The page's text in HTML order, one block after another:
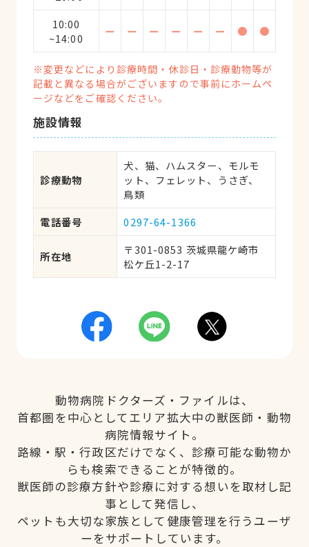
10:00
~14:00
ー ー ー ー ー ー ● ●
※変更などにより診療時間・休診日・診療動物等が
記載と異なる場合がございますので事前にホームペ
ージなどをご確認ください。
施設情報
診療動物
犬、猫、ハムスター、モルモ
ット、フェレット、うさぎ、
鳥類
電話番号
0297-64-1366
所在地
〒301-0853 茨城県龍ケ崎市
松ケ丘1-2-17
動物病院ドクターズ・ファイルは、
首都圏を中心としてエリア拡大中の獣医師・動物
病院情報サイト。
路線・駅・行政区だけでなく、診療可能な動物か
らも検索できることが特徴的。
獣医師の診療方針や診療に対する想いを取材し記
事として発信し、
ペットも大切な家族として健康管理を行うユーザ
ーをサポートしています。